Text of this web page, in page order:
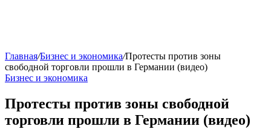
Главная/Бизнес и экономика/Протесты против зоны
свободной торговли прошли в Германии (видео)
Бизнес и экономика
Протесты против зоны свободной
торговли прошли в Германии (видео)